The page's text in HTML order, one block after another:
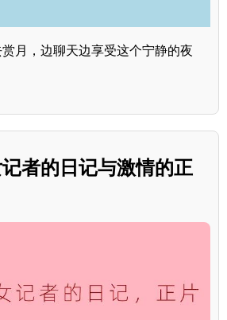
月，边聊天边享受这个宁静的夜
者的日记与激情的正